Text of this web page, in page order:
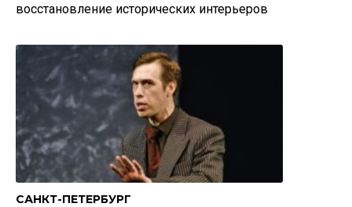
восстановление исторических интерьеров
САНКТ-ПЕТЕРБУРГ